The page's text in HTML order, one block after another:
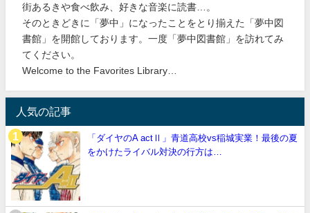
街あるきや食べ飲み、好きな音楽に読書…。
そのときどきに「夢中」になったことをとり揃えた「夢中図
書館」を開館しております。一度「夢中図書館」を訪れてみ
てください。
Welcome to the Favorites Library…
人気の記事
「ダイヤのA actⅡ」青道高校vs稲城実業！最後の夏
をかけたライバル対決の行方は…